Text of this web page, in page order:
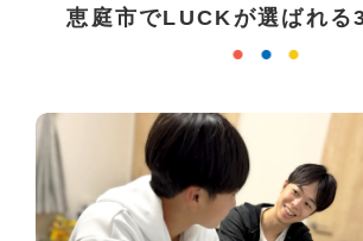
恵庭市でLUCKが選ばれる